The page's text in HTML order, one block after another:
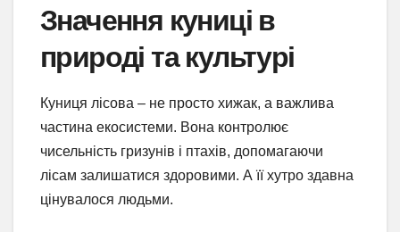
Значення куниці в
природі та культурі
Куниця лісова – не просто хижак, а важлива
частина екосистеми. Вона контролює
чисельність гризунів і птахів, допомагаючи
лісам залишатися здоровими. А її хутро здавна
цінувалося людьми.